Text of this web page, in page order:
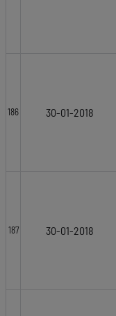
186 30-01-2018
187 30-01-2018